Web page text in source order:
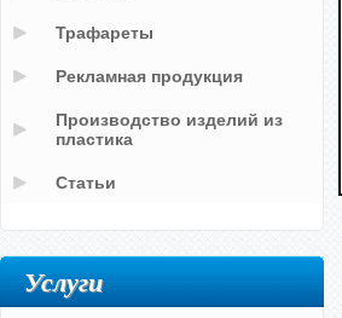
Трафареты
Рекламная продукция
Производство изделий из
пластика
Статьи
Услуги